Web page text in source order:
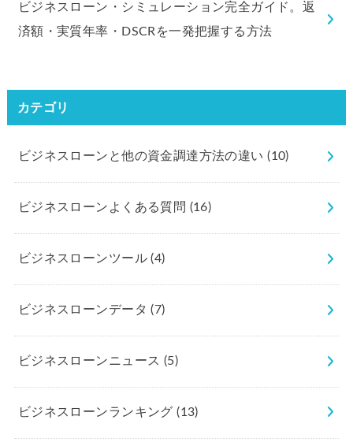
ビジネスローン・シミュレーション完全ガイド。返
済額・実質年率・DSCRを一発把握する方法
カテゴリ
ビジネスローンと他の資金調達方法の違い(10)
ビジネスローンよくある質問 (16)
ビジネスローンツール(4)
ビジネスローンデータ(7)
ビジネスローンニュース (5)
ビジネスローンランキング(13)